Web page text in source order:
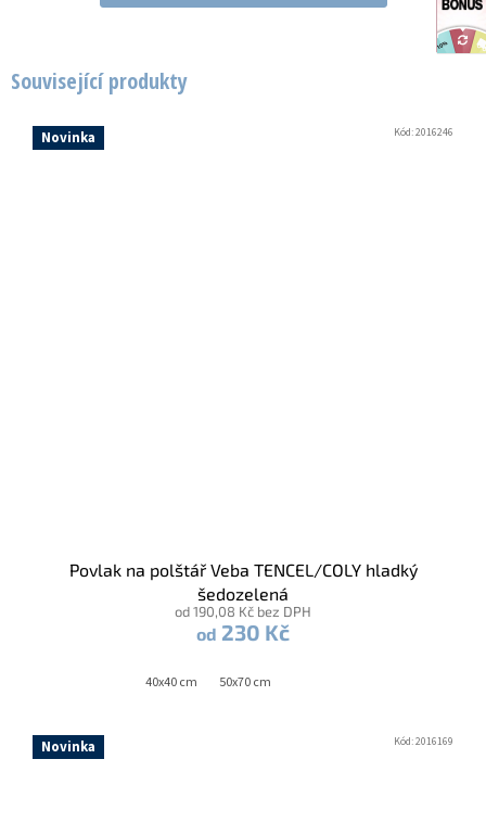
Související produkty
Novinka
Povlak na polštář Veba TENCEL/COLY hladký
šedozelená
od 190,08 Kč bez DPH
od 230 Kč
40x40 cm 50x70 cm
Kód:2016246
Novinka Kód:2016169